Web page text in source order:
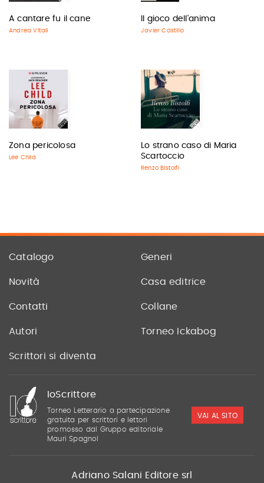
A cantare fu il cane
Andrea Vitali
Il gioco dell'anima
Javier Castillo
Zona pericolosa
Lee Child
Lo strano caso di Maria
Scartoccio
Renzo Bistolfi
Catalogo Generi
Novità Casa editrice
Contatti Collane
Autori Torneo Ickabog
Scrittori si diventa
IoScrittore
Torneo Letterario a partecipazione
gratuita per scrittori e lettori
promosso dal Gruppo editoriale
Mauri Spagnol
VAI AL SITO
Adriano Salani Editore srl